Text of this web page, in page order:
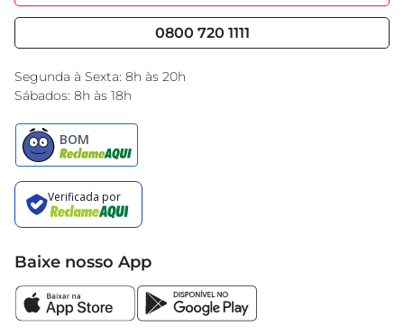
Serviços
Black Friday
Encarte do Dia
0800 720 1111
Segunda à Sexta: 8h às 20h
Sábados: 8h às 18h
Baixe nosso App